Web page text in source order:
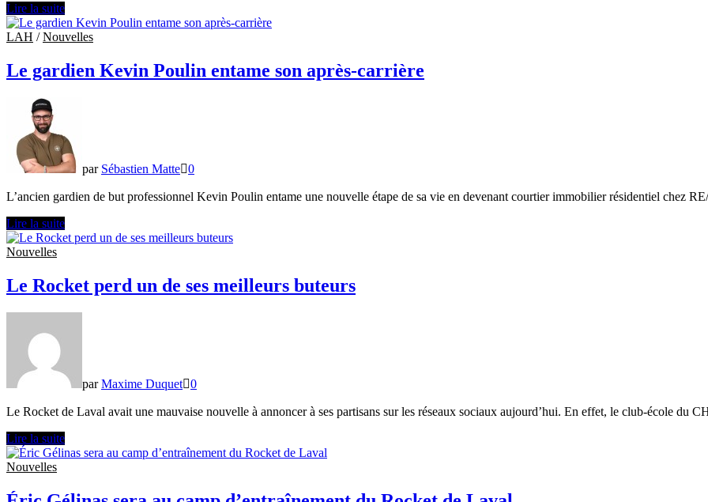
L’attaquant
Riley
Kidney
échangé
Lire la suite
LAH /Nouvelles
Le gardien Kevin Poulin entame son après-carrière
par Sébastien Matte 0
L’ancien gardien de but professionnel Kevin Poulin entame une nouvelle étape de sa vie en devenant courtier immobilier résidentiel chez
Le
gardien
Kevin
entame
son
Lire la suite
Nouvelles
Le Rocket perd un de ses meilleurs buteurs
parMaxime Duquet 0
Le Rocket de Laval avait une mauvaise nouvelle à annoncer à ses partisans sur les réseaux sociaux aujourd’hui. En effet, le club-école du
Le
Rocket
perd
de
Lire la suite
Nouvelles